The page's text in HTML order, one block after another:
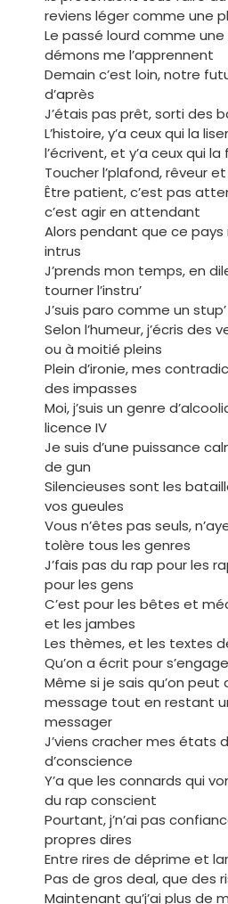
reviens léger comme une
Le passé lourd comme
démons me l’apprennent
Demain c’est loin, notre
d’après
J’étais pas prêt, sorti des
L’histoire, y’a ceux qui la
l’écrivent, et y’a ceux qui la
Toucher l’plafond, rêveur
Être patient, c’est pas
c’est agir en attendant
Alors pendant que ce
intrus
J’prends mon temps, en
tourner l’instru’
J’suis paro comme un
Selon l’humeur, j’écris des
ou à moitié pleins
Plein d’ironie, mes
des impasses
Moi, j’suis un genre
licence IV
Je suis d’une puissance
de gun
Silencieuses sont les
vos gueules
Vous n’êtes pas seuls,
tolère tous les genres
J’fais pas du rap pour les
pour les gens
C’est pour les bêtes et
et les jambes
Les thèmes, et les textes
Qu’on a écrit pour
Même si je sais qu’on peut
message tout en restant
messager
J’viens cracher mes états
d’conscience
Y’a que les connards qui
du rap conscient
Pourtant, j’n’ai pas
propres dires
Entre rires de déprime et
Pas de gros deal, que des
Maintenant qu’j’ai plus de